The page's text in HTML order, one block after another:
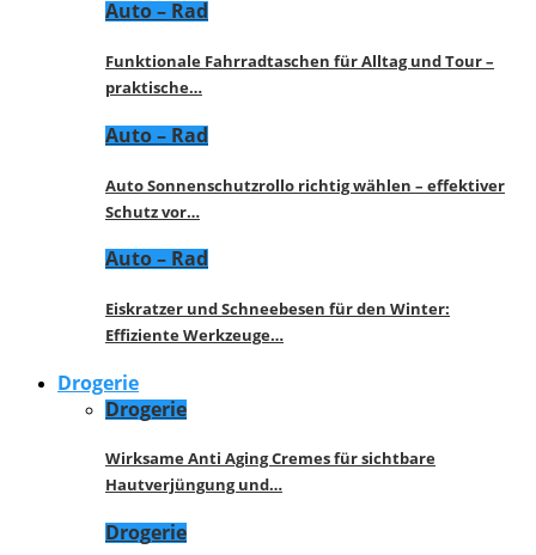
Auto – Rad
Funktionale Fahrradtaschen für Alltag und Tour –
praktische…
Auto – Rad
Auto Sonnenschutzrollo richtig wählen – effektiver
Schutz vor…
Auto – Rad
Eiskratzer und Schneebesen für den Winter:
Effiziente Werkzeuge…
Drogerie
Drogerie
Wirksame Anti Aging Cremes für sichtbare
Hautverjüngung und…
Drogerie